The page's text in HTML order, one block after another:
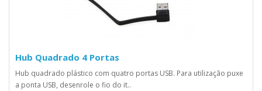
Hub Quadrado 4 Portas
Hub quadrado plástico com quatro portas USB. Para utilização puxe
a ponta USB, desenrole o fio do it..